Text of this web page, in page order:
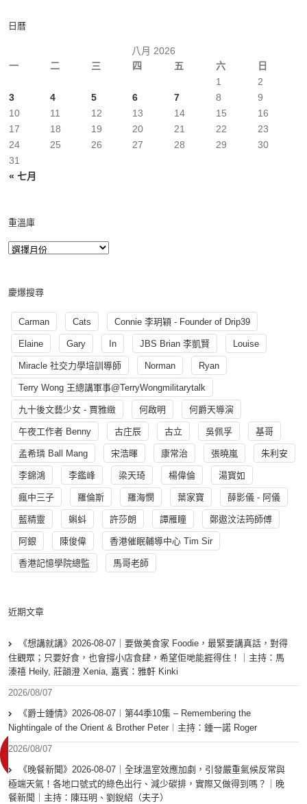
日曆
八月 2026
一
二 三 四 五 六 日
« 七月
1
2
3
4 5 6 7 8
9
10
11 12 13 14 15
16
17
18 19 20 21 22
23
24
25 26 27 28 29
30
31
重溫庫
慶爆搜尋
Carman Cats Connie 李玥穎 - Founder of Drip39
Elaine Gary In JBS Brian 李凱賢 Louise
Miracle 社交力學培訓導師 Norman Ryan
Terry Wong 王總講軍事@TerryWongmilitarytalk
九十後文藝少女 - 賈雅緻 何啟明 何爵天導演
午夜工作者 Benny 古庄辰 古立 吳佩孚 基哥
孟希璘 Ball Mang 宋浩暉 康常治 張曉嵐 朱利安
李錦鴻 李鑑峰 梁天琦 楊偉倫 湯寳如
瘋中三子 羅倫斯 羅海憫 葉家寶 薛影儀 - 阿儀
藍精靈 蝌蚪 許莎朗 譚雁瞳 鄭遨汶法筠師傅
阿銀 陳俊偉 香港催眠輔導中心 Tim Sir
香港記憶學院總監 馬哥老師
近期文章
《想講就講》2026-08-07｜要做美食家 Foodie，最緊要講真話，對得
住觀眾；只要好食，也會撐小店食肆，希望佢哋能捱得住！｜主持：馬
溱禧 Heily, 莊韻澄 Xenia, 嘉賓：雅軒 Kinki
2026/08/07
《爵士鍾情》2026-08-07︱第44季10集 – Remembering the
Nightingale of the Orient & Brother Peter︱主持：鍾一諾 Roger
2026/08/07
《晚餐新聞》2026-08-07｜全球溫室效應加劇，引發嚴重氣候反常與
極端天氣！各地口號式的綠色出行、減少碳排，實際又做得到嗎？｜晚
餐新聞｜主持：陳珏明、劉銳紹（夫子）